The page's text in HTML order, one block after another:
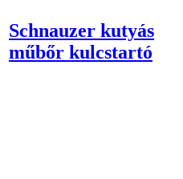
Schnauzer kutyás
műbőr kulcstartó